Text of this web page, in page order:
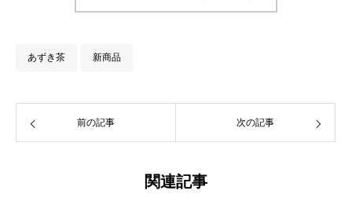
あずき茶 新商品
前の記事 次の記事
関連記事